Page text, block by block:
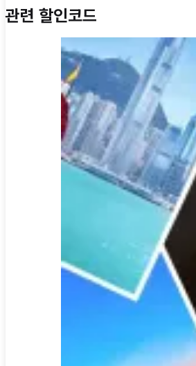
관련 할인코드